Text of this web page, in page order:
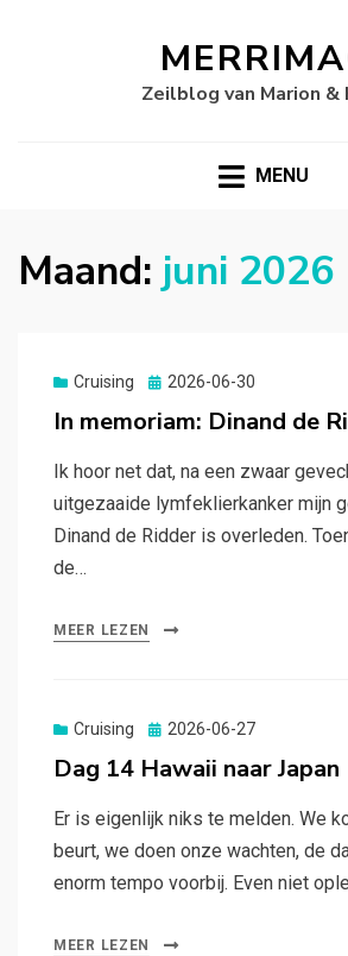
Zeilblog van Marion &
MENU
Maand: juni 2026
Cruising
Gepubliceerd
2026-06-30
In memoriam: Dinand de
Ik hoor net dat, na een zwaar
uitgezaaide lymfeklierkanker mijn
Dinand de Ridder is overleden.
de…
MEER LEZEN
Cruising
Gepubliceerd
2026-06-27
Dag 14 Hawaii naar Japan
Er is eigenlijk niks te melden. We
beurt, we doen onze wachten, de
enorm tempo voorbij. Even niet
MEER LEZEN